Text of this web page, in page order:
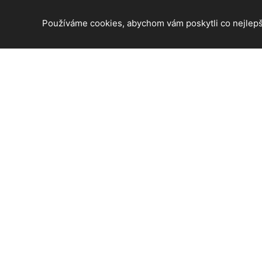
Používáme cookies, abychom vám poskytli co